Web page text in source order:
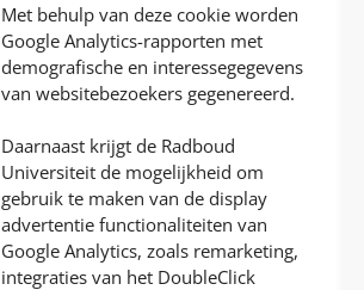
Met behulp van deze cookie worden
Google Analytics-rapporten met
demografische en interessegegevens
van websitebezoekers gegenereerd.
Daarnaast krijgt de Radboud
Universiteit de mogelijkheid om
gebruik te maken van de display
advertentie functionaliteiten van
Google Analytics, zoals remarketing,
integraties van het DoubleClick